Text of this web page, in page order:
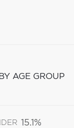
AGE GROUP
15.1%